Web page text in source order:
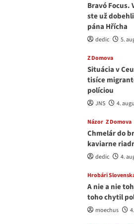
Bravó Focus.
ste už
pána Hřícha
dedic 5.
Z Domova
Situácia v
tisíce
políciou
JNS 4.
Názor Z Domova
Chmelár do
kaviarne
dedic 4.
Hrobári
A nie a nie
toho chytil
moechus